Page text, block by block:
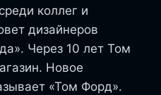
коллег и
дизайнеров
Через 10 лет Том
Новое
«Том Форд».